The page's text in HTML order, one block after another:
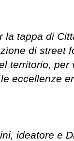
tappa di
di street
territorio, per
eccellenze
ideatore e